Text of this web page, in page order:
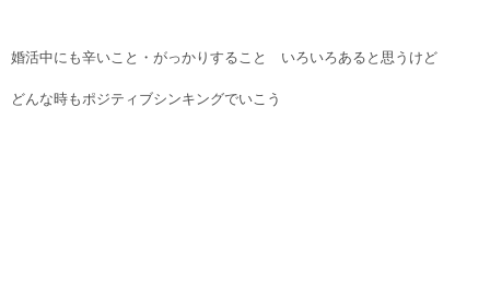
婚活中にも辛いこと・がっかりすること いろいろあると思うけど
どんな時もポジティブシンキングでいこう